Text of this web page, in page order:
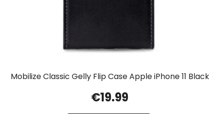
Mobilize Classic Gelly Flip Case Apple iPhone 11 Black
€19.99